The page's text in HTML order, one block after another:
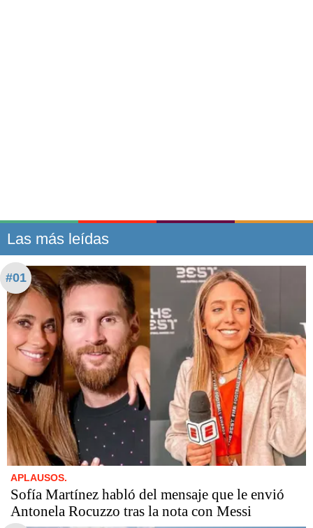
Las más leídas
#01
APLAUSOS.
Sofía Martínez habló del mensaje que le envió
Antonela Rocuzzo tras la nota con Messi